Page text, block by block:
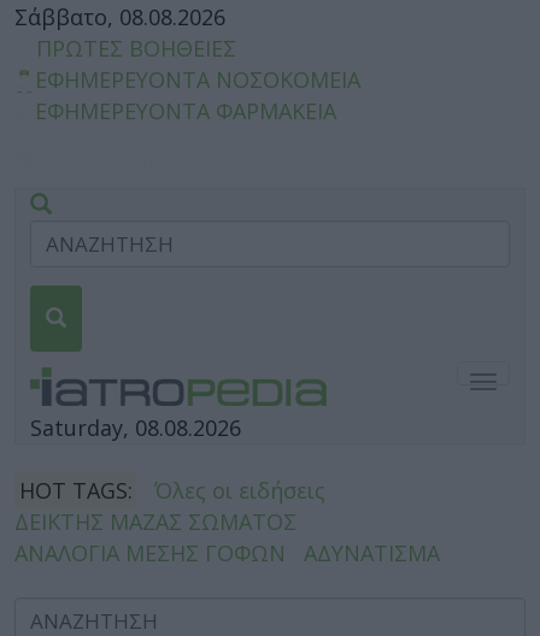
Σάββατο, 08.08.2026
ΠΡΩΤΕΣ ΒΟΗΘΕΙΕΣ
ΕΦΗΜΕΡΕΥΟΝΤΑ ΝΟΣΟΚΟΜΕΙΑ
ΕΦΗΜΕΡΕΥΟΝΤΑ ΦΑΡΜΑΚΕΙΑ
Saturday, 08.08.2026
HOT TAGS:
Όλες οι ειδήσεις
ΔΕΙΚΤΗΣ ΜΑΖΑΣ ΣΩΜΑΤΟΣ
ΑΝΑΛΟΓΙΑ ΜΕΣΗΣ ΓΟΦΩΝ
ΑΔΥΝΑΤΙΣΜΑ